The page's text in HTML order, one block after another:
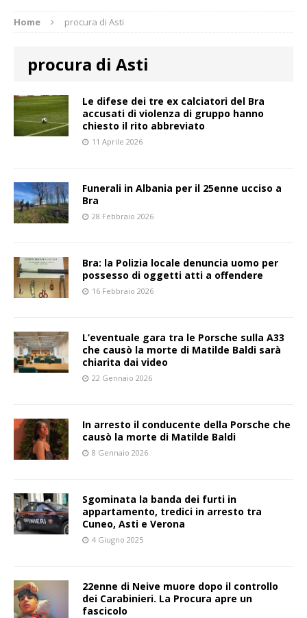
Home procura di Asti
procura di Asti
Le difese dei tre ex calciatori del Bra
accusati di violenza di gruppo hanno
chiesto il rito abbreviato
11 Aprile 2026
Funerali in Albania per il 25enne ucciso a
Bra
28 Febbraio 2026
Bra: la Polizia locale denuncia uomo per
possesso di oggetti atti a offendere
16 Febbraio 2026
L’eventuale gara tra le Porsche sulla A33
che causò la morte di Matilde Baldi sarà
chiarita dai video
22 Gennaio 2026
In arresto il conducente della Porsche che
causò la morte di Matilde Baldi
8 Gennaio 2026
Sgominata la banda dei furti in
appartamento, tredici in arresto tra
Cuneo, Asti e Verona
4 Giugno 2025
22enne di Neive muore dopo il controllo
dei Carabinieri. La Procura apre un
fascicolo